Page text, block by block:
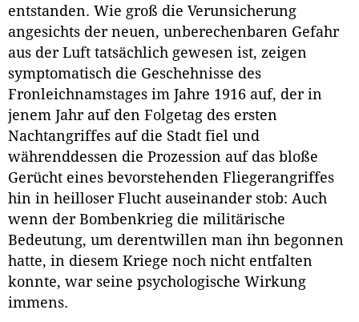
entstanden. Wie groß die Verunsicherung
angesichts der neuen, unberechenbaren Gefahr
aus der Luft tatsächlich gewesen ist, zeigen
symptomatisch die Geschehnisse des
Fronleichnamstages im Jahre 1916 auf, der in
jenem Jahr auf den Folgetag des ersten
Nachtangriffes auf die Stadt fiel und
währenddessen die Prozession auf das bloße
Gerücht eines bevorstehenden Fliegerangriffes
hin in heilloser Flucht auseinander stob: Auch
wenn der Bombenkrieg die militärische
Bedeutung, um derentwillen man ihn begonnen
hatte, in diesem Kriege noch nicht entfalten
konnte, war seine psychologische Wirkung
immens.